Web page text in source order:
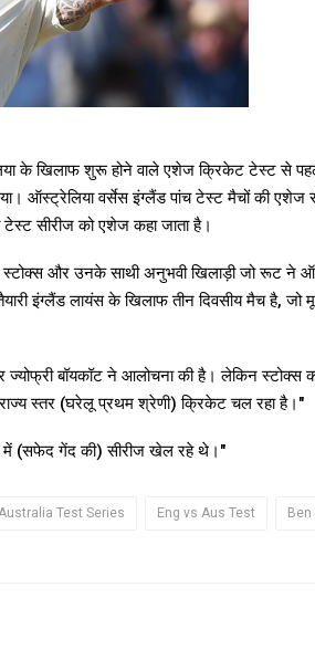
के खिलाफ शुरू होने वाले एशेज क्रिकेट टेस्ट से
ऑस्ट्रेलिया वर्सेस इंग्लैंड पांच टेस्ट मैचों की एशेज
सीरीज को एशेज कहा जाता है।
और उनके साथी अनुभवी खिलाड़ी जो रूट ने
इंग्लैंड लायंस के खिलाफ तीन दिवसीय मैच है, जो
बॉयकॉट ने आलोचना की है। लेकिन स्टोक्स
राज्य स्तर (घरेलू प्रथम श्रेणी) क्रिकेट चल रहा है।"
में (सफेद गेंद की) सीरीज खेल रहे थे।"
Test Series Eng vs Aus Test